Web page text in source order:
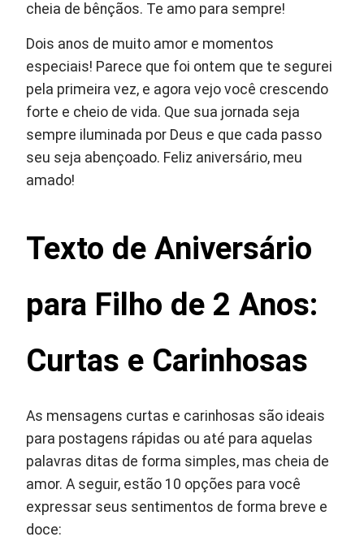
cheia de bênçãos. Te amo para sempre!
Dois anos de muito amor e momentos
especiais! Parece que foi ontem que te segurei
pela primeira vez, e agora vejo você crescendo
forte e cheio de vida. Que sua jornada seja
sempre iluminada por Deus e que cada passo
seu seja abençoado. Feliz aniversário, meu
amado!
Texto de Aniversário
para Filho de 2 Anos:
Curtas e Carinhosas
As mensagens curtas e carinhosas são ideais
para postagens rápidas ou até para aquelas
palavras ditas de forma simples, mas cheia de
amor. A seguir, estão 10 opções para você
expressar seus sentimentos de forma breve e
doce: